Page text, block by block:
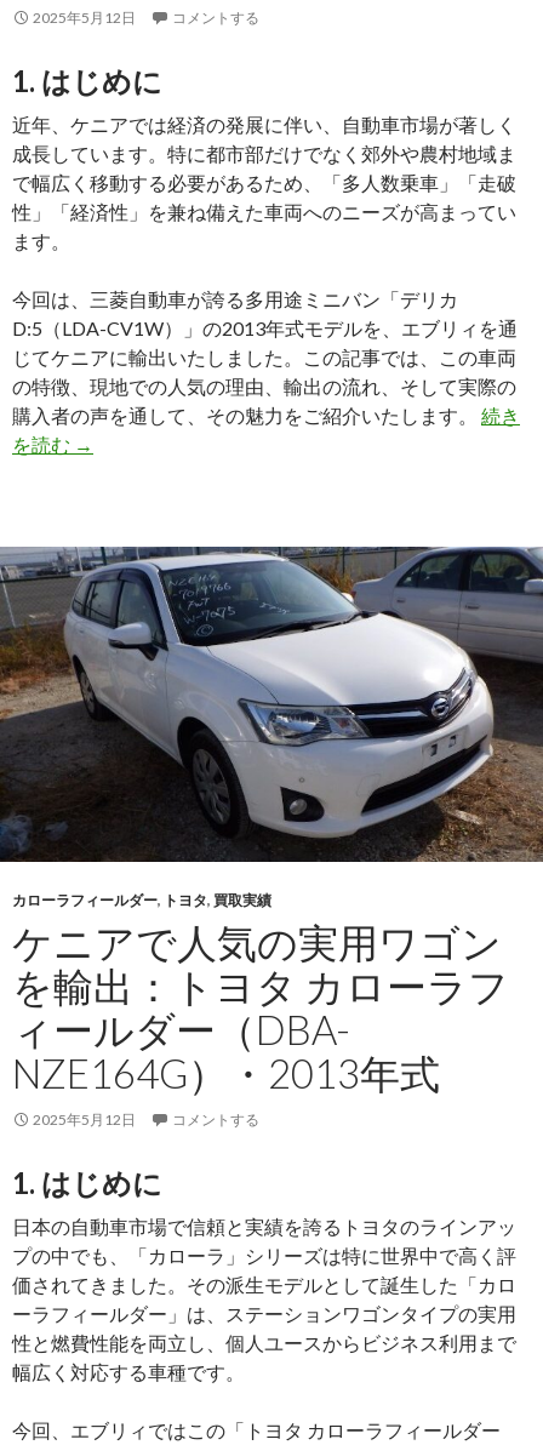
し
た
2025年5月12日 コメントする
1. はじめに
近年、ケニアでは経済の発展に伴い、自動車市場が著しく
成長しています。特に都市部だけでなく郊外や農村地域ま
で幅広く移動する必要があるため、「多人数乗車」「走破
性」「経済性」を兼ね備えた車両へのニーズが高まってい
ます。
今回は、三菱自動車が誇る多用途ミニバン「デリカ
D:5（LDA-CV1W）」の2013年式モデルを、エブリィを通
じてケニアに輸出いたしました。この記事では、この車両
の特徴、現地での人気の理由、輸出の流れ、そして実際の
購入者の声を通して、その魅力をご紹介いたします。 続き
を読む
ア
の
大
地
走
る
用
ミ
ン：
三
菱
デ
リ
D:5（LDA-
CV1W）
ケ
ニ
ア
へ
輸
出
し
ま
た
→
カローラフィールダー, トヨタ, 買取実績
ケニアで人気の実用ワゴン
を輸出：トヨタ カローラフ
ィールダー（DBA-
NZE164G）・2013年式
2025年5月12日 コメントする
1. はじめに
日本の自動車市場で信頼と実績を誇るトヨタのラインアッ
プの中でも、「カローラ」シリーズは特に世界中で高く評
価されてきました。その派生モデルとして誕生した「カロ
ーラフィールダー」は、ステーションワゴンタイプの実用
性と燃費性能を両立し、個人ユースからビジネス利用まで
幅広く対応する車種です。
今回、エブリィではこの「トヨタ カローラフィールダー